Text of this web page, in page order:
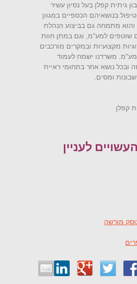
גיתית קפלן בעל נסיון עשיר
בנושאיהם הכספיים במגוון
והוא מתמחה גם בביצוע הנהלת
שוטפים למע"מ, וגם במתן חוות
מקצועיות ובמקרים מורכבים
מע"מ. משרדנו ישמח לעמוד
ובכל נושא אחר בתחומי ראיית
ומסים.
קפלן
לעניין
מורשה